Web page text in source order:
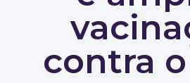
contra